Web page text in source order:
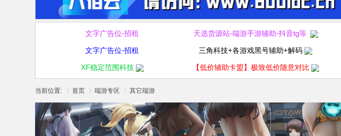
文字广告位-招租 天选货源站-端游手游辅助-抖音tg等
文字广告位-招租 三角科技+各游戏黑号辅助+解码
XF稳定范围科技 【低价辅助卡盟】极致低价随意对比
当前位置:
»
首页
›
端游专区
›
其它端游